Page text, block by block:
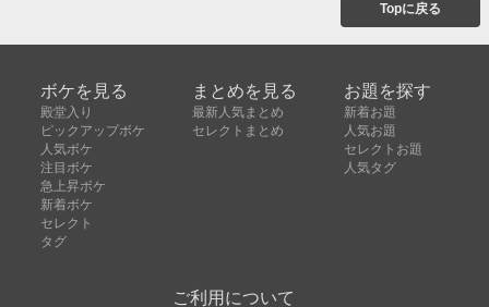
Topに戻る
ボケを見る
殿堂入り
ピックアップボケ
人気ボケ
注目ボケ
急上昇ボケ
新着ボケ
セレクト
タグ
まとめを見る
最新人気まとめ
セレクトまとめ
お題を探す
新着お題
人気お題
セレクトお題
人気タグ
ご利用について